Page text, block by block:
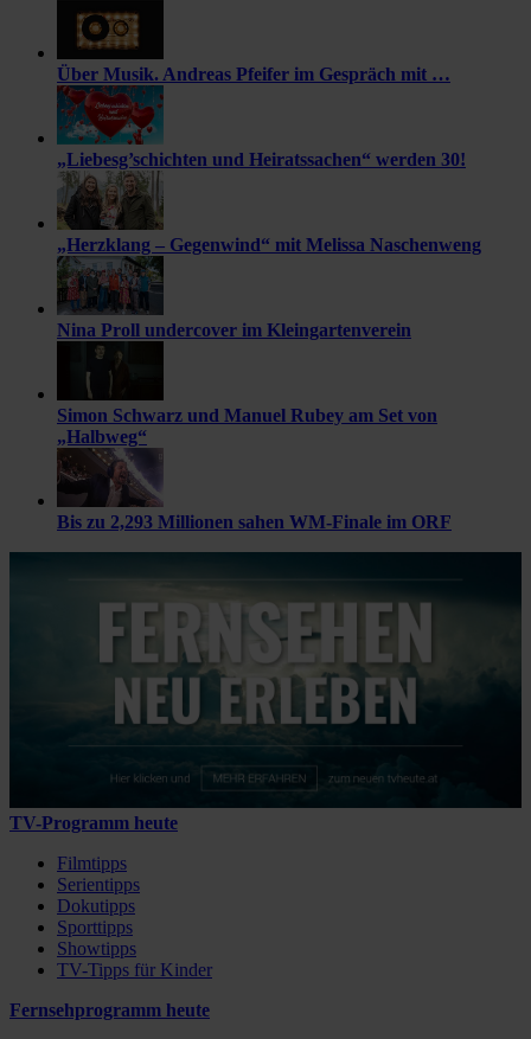
Über Musik. Andreas Pfeifer im Gespräch mit …
„Liebesg’schichten und Heiratssachen“ werden 30!
„Herzklang – Gegenwind“ mit Melissa Naschenweng
Nina Proll undercover im Kleingartenverein
Simon Schwarz und Manuel Rubey am Set von
„Halbweg“
Bis zu 2,293 Millionen sahen WM-Finale im ORF
TV-Programm heute
Filmtipps
Serientipps
Dokutipps
Sporttipps
Showtipps
TV-Tipps für Kinder
Fernsehprogramm heute